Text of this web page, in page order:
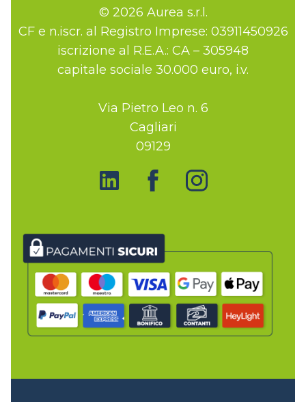
© 2026 Aurea s.r.l.
CF e n.iscr. al Registro Imprese: 03911450926
iscrizione al R.E.A.: CA – 305948
capitale sociale 30.000 euro, i.v.
Via Pietro Leo n. 6
Cagliari
09129